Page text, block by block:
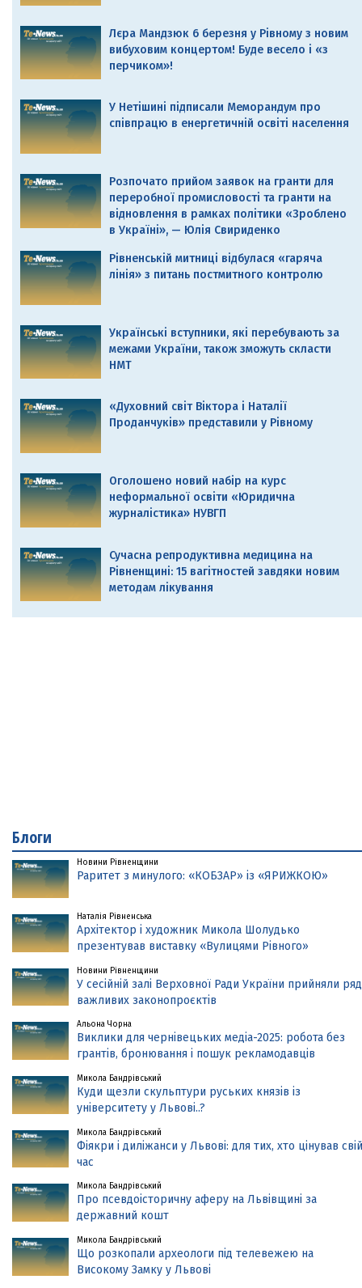
Лєра Мандзюк 6 березня у Рівному з новим
вибуховим концертом! Буде весело і «з
перчиком»!
У Нетішині підписали Меморандум про
співпрацю в енергетичній освіті населення
Розпочато прийом заявок на гранти для
переробної промисловості та гранти на
відновлення в рамках політики «Зроблено
в Україні», — Юлія Свириденко
Рівненській митниці відбулася «гаряча
лінія» з питань постмитного контролю
Українські вступники, які перебувають за
межами України, також зможуть скласти
НМТ
«Духовний світ Віктора і Наталії
Проданчуків» представили у Рівному
Оголошено новий набір на курс
неформальної освіти «Юридична
журналістика» НУВГП
Сучасна репродуктивна медицина на
Рівненщині: 15 вагітностей завдяки новим
методам лікування
Блоги
Новини Рівненщини
Раритет з минулого: «КОБЗАР» із «ЯРИЖКОЮ»
Наталія Рівненська
Архітектор і художник Микола Шолудько
презентував виставку «Вулицями Рівного»
Новини Рівненщини
У сесійній залі Верховної Ради України прийняли ряд
важливих законопроєктів
Альона Чорна
Виклики для чернівецьких медіа-2025: робота без
грантів, бронювання і пошук рекламодавців
Микола Бандрівський
Куди щезли скульптури руських князів із
університету у Львові..?
Микола Бандрівський
Фіякри і диліжанси у Львові: для тих, хто цінував свій
час
Микола Бандрівський
Про псевдоісторичну аферу на Львівщині за
державний кошт
Микола Бандрівський
Що розкопали археологи під телевежею на
Високому Замку у Львові